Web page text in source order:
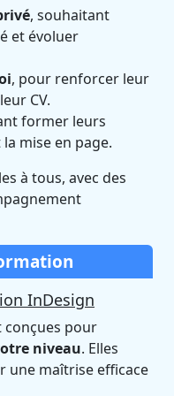
, souhaitant
et évoluer
, pour renforcer leur
CV.
former leurs
mise en page.
à tous, avec des
InDesign
conçues pour
niveau. Elles
une maîtrise efficace